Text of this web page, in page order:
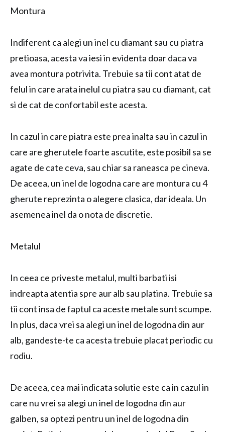
Montura
Indiferent ca alegi un inel cu diamant sau cu piatra
pretioasa, acesta va iesi in evidenta doar daca va
avea montura potrivita. Trebuie sa tii cont atat de
felul in care arata inelul cu piatra sau cu diamant, cat
si de cat de confortabil este acesta.
In cazul in care piatra este prea inalta sau in cazul in
care are gherutele foarte ascutite, este posibil sa se
agate de cate ceva, sau chiar sa raneasca pe cineva.
De aceea, un inel de logodna care are montura cu 4
gherute reprezinta o alegere clasica, dar ideala. Un
asemenea inel da o nota de discretie.
Metalul
In ceea ce priveste metalul, multi barbati isi
indreapta atentia spre aur alb sau platina. Trebuie sa
tii cont insa de faptul ca aceste metale sunt scumpe.
In plus, daca vrei sa alegi un inel de logodna din aur
alb, gandeste-te ca acesta trebuie placat periodic cu
rodiu.
De aceea, cea mai indicata solutie este ca in cazul in
care nu vrei sa alegi un inel de logodna din aur
galben, sa optezi pentru un inel de logodna din